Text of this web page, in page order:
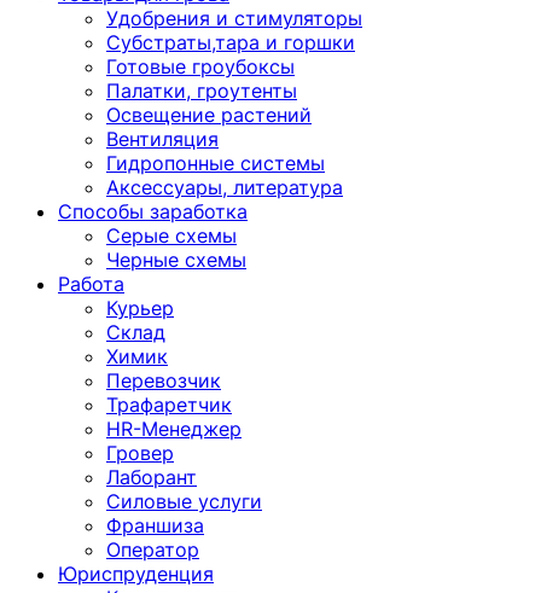
Удобрения и стимуляторы
Субстраты,тара и горшки
Готовые гроубоксы
Палатки, гроутенты
Освещение растений
Вентиляция
Гидропонные системы
Аксессуары, литература
Способы заработка
Серые схемы
Черные схемы
Работа
Курьер
Склад
Химик
Перевозчик
Трафаретчик
HR-Менеджер
Гровер
Лаборант
Силовые услуги
Франшиза
Оператор
Юриспруденция